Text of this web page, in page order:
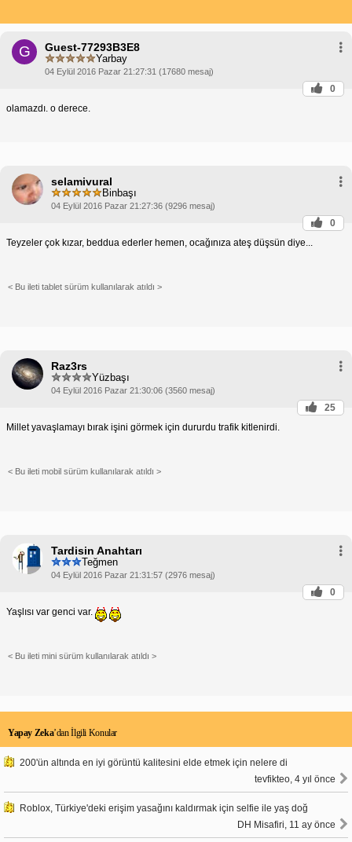
G Guest-77293B3E8
Yarbay
04 Eylül 2016 Pazar 21:27:31 (17680 mesaj)
0
olamazdı. o derece.
selamivural
Binbaşı
04 Eylül 2016 Pazar 21:27:36 (9296 mesaj)
0
Teyzeler çok kızar, beddua ederler hemen, ocağınıza ateş düşsün diye...
< Bu ileti tablet sürüm kullanılarak atıldı >
Raz3rs
Yüzbaşı
04 Eylül 2016 Pazar 21:30:06 (3560 mesaj)
25
Millet yavaşlamayı bırak işini görmek için dururdu trafik kitlenirdi.
< Bu ileti mobil sürüm kullanılarak atıldı >
Tardisin Anahtarı
Teğmen
04 Eylül 2016 Pazar 21:31:57 (2976 mesaj)
0
Yaşlısı var genci var.
< Bu ileti mini sürüm kullanılarak atıldı >
Yapay Zeka’dan İlgili Konular
200'ün altında en iyi görüntü kalitesini elde etmek için nelere di
tevfikteo, 4 yıl önce
Roblox, Türkiye'deki erişim yasağını kaldırmak için selfie ile yaş doğ
DH Misafiri, 11 ay önce